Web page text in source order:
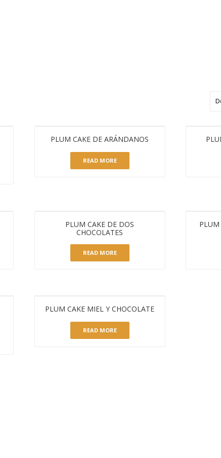
PLUM CAKE DE ARÁNDANOS
READ MORE
PLUM CAKE DE DOS
CHOCOLATES
READ MORE
PLUM CAKE MIEL Y CHOCOLATE
READ MORE